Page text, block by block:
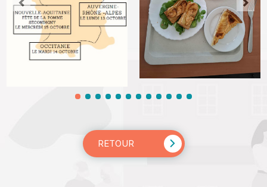
RETOUR